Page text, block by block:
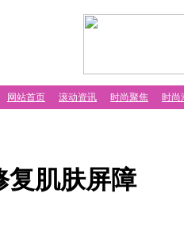
网站首页 滚动资讯 时尚聚焦 时尚
复肌肤屏障